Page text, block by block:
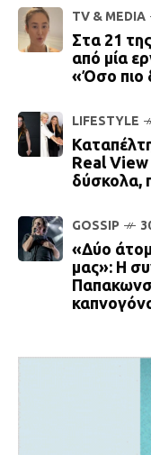
TV & MEDIA
Στα 21
από μία
«Όσο πιο
LIFESTYLE
Real
δύσκολα,
GOSSIP
«Δύο
μας»: Η